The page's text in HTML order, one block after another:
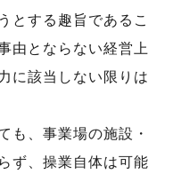
とする趣旨であるこ
由とならない経営上
に該当しない限りは
も、事業場の施設・
ず、操業自体は可能